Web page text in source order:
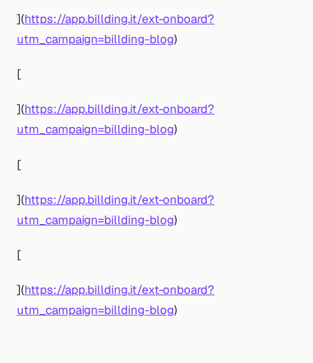
](https://app.billding.it/ext-onboard?
utm_campaign=billding-blog)
[
](https://app.billding.it/ext-onboard?
utm_campaign=billding-blog)
[
](https://app.billding.it/ext-onboard?
utm_campaign=billding-blog)
[
](https://app.billding.it/ext-onboard?
utm_campaign=billding-blog)